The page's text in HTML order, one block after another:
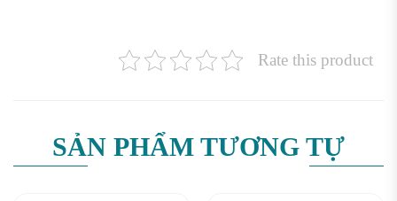
Rate this product
SẢN PHẨM TƯƠNG TỰ